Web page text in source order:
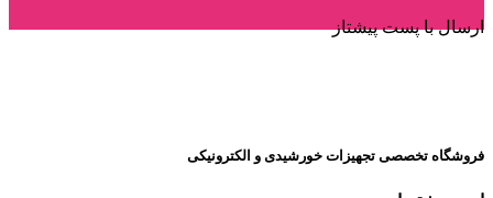
ارسال با پست پیشتاز
فروشگاه تخصصی تجهیزات خورشیدی و الکترونیکی